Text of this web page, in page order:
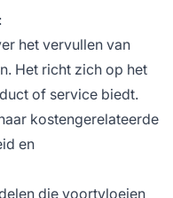
het vervullen van
Het richt zich op het
of service biedt.
kostengerelateerde
en
die voortvloeien